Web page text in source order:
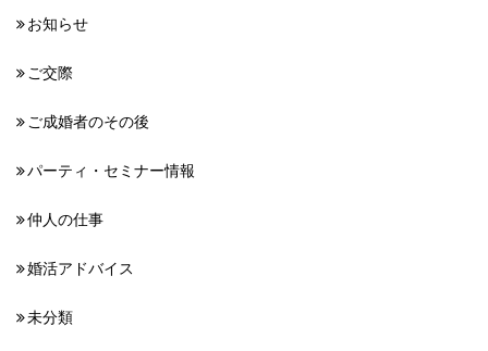
お知らせ
ご交際
ご成婚者のその後
パーティ・セミナー情報
仲人の仕事
婚活アドバイス
未分類